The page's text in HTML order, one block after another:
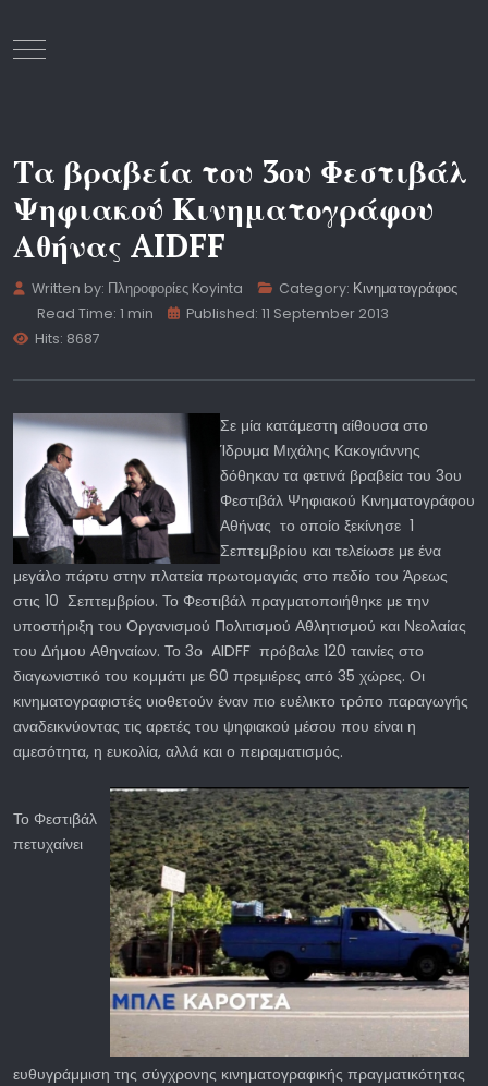
Mobile Menu Toggle
Τα βραβεία του 3ου Φεστιβάλ
Ψηφιακού Κινηματογράφου
Αθήνας AIDFF
Written by: Πληροφορίες Koyinta Category: Κινηματογράφος
Read Time: 1 min
Published: 11 September 2013
Hits: 8687
Σε μία κατάμεστη αίθουσα στο
Ίδρυμα Μιχάλης Κακογιάννης
δόθηκαν τα φετινά βραβεία του 3ου
Φεστιβάλ Ψηφιακού Κινηματογράφου
Αθήνας το οποίο ξεκίνησε 1
Σεπτεμβρίου και τελείωσε με ένα
μεγάλο πάρτυ στην πλατεία πρωτομαγιάς στο πεδίο του Άρεως
στις 10 Σεπτεμβρίου. Το Φεστιβάλ πραγματοποιήθηκε με την
υποστήριξη του Οργανισμού Πολιτισμού Αθλητισμού και Νεολαίας
του Δήμου Αθηναίων. Το 3ο AIDFF πρόβαλε 120 ταινίες στο
διαγωνιστικό του κομμάτι με 60 πρεμιέρες από 35 χώρες. Οι
κινηματογραφιστές υιοθετούν έναν πιο ευέλικτο τρόπο παραγωγής
αναδεικνύοντας τις αρετές του ψηφιακού μέσου που είναι η
αμεσότητα, η ευκολία, αλλά και ο πειραματισμός.
Το Φεστιβάλ
πετυχαίνει
ευθυγράμμιση της σύγχρονης κινηματογραφικής πραγματικότητας